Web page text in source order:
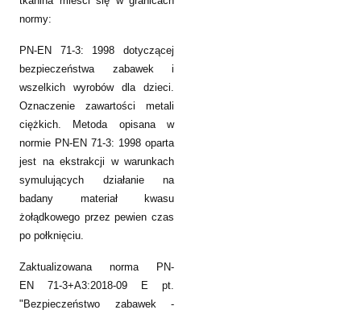
normy:
PN-EN 71-3: 1998 dotyczącej
bezpieczeństwa zabawek i
wszelkich wyrobów dla dzieci.
Oznaczenie zawartości metali
ciężkich. Metoda opisana w
normie PN-EN 71-3: 1998 oparta
jest na ekstrakcji w warunkach
symulujących działanie na
badany materiał kwasu
żołądkowego przez pewien czas
po połknięciu.
Zaktualizowana norma PN-
EN 71-3+A3:2018-09 E pt.
"Bezpieczeństwo zabawek -